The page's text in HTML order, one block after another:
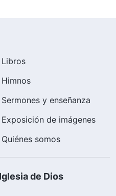
Libros
Himnos
Sermones y enseñanza
Exposición de imágenes
Quiénes somos
de Dios